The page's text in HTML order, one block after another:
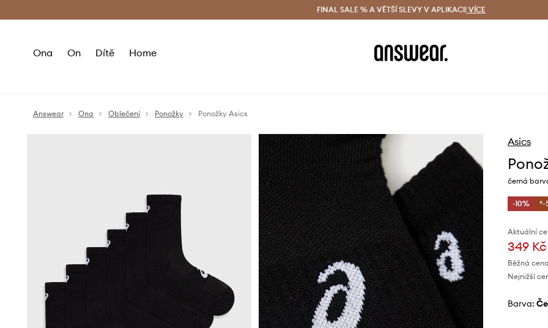
Doručení a vrácení zdarma (od 1800 Kč) Doručení i do 24 h
FINAL SALE % A VĚTŠÍ SLEVY V APLIKACI! VÍCE
Ona On Dítě Home
Answear Ona Oblečení Ponožky Ponožky Asics
Asics
černá
-10% *-
Aktuální
349 Kč
Běžná
Nejnižší
Barva: